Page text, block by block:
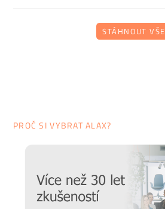
STÁHNOUT VŠE
PROČ SI VYBRAT ALAX?